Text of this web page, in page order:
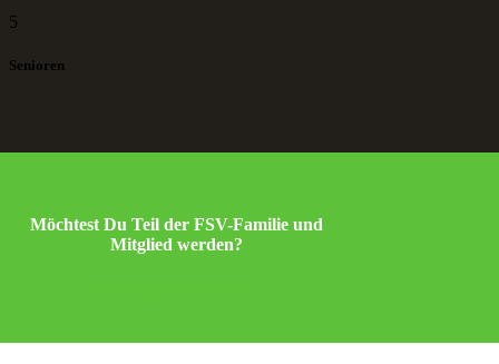
5
Senioren
Möchtest Du Teil der FSV-Familie und
Mitglied werden?